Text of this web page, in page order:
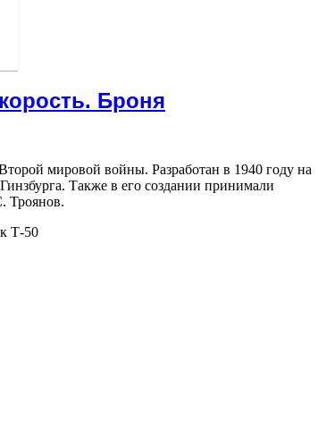
Броня
мировой войны. Разработан в 1940 году на
Также в его создании принимали
Троянов.